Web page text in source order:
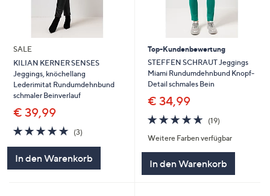
SALE
KILIAN KERNER SENSES
Jeggings, knöchellang
Lederimitat Rundumdehnbund
schmaler Beinverlauf
€ 39,99
4.7
von
5
(3)
In den Warenkorb
Top-Kundenbewertung
STEFFEN SCHRAUT Jeggings
Miami Rundumdehnbund Knopf-
Detail schmales Bein
€ 34,99
4.6
von
5
(19)19
Weitere Farben verfügbar
In den Warenkorb